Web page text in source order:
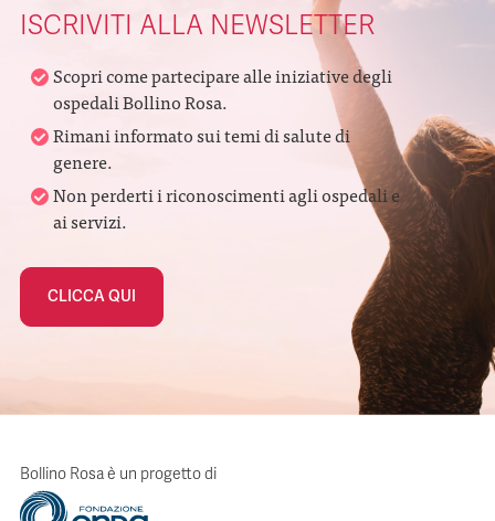
ISCRIVITI ALLA NEWSLETTER
Scopri come partecipare alle iniziative degli
ospedali Bollino Rosa.
Rimani informato sui temi di salute di
genere.
Non perderti i riconoscimenti agli ospedali e
ai servizi.
CLICCA QUI
Bollino Rosa è un progetto di